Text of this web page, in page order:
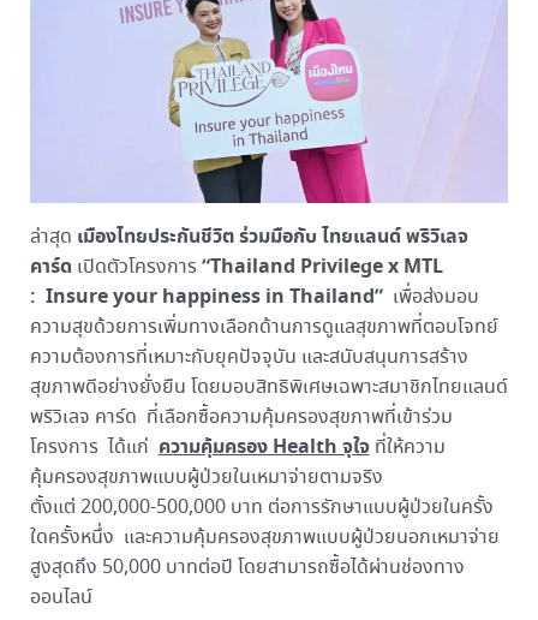
ล่าสุด เมืองไทยประกันชีวิต ร่วมมือกับ ไทยแลนด์ พริวิเลจ
คาร์ด เปิดตัวโครงการ“Thailand Privilege x MTL
: Insure your happiness in Thailand” เพื่อส่งมอบ
ความสุขด้วยการเพิ่มทางเลือกด้านการดูแลสุขภาพที่ตอบโจทย์
ความต้องการที่เหมาะกับยุคปัจจุบัน และสนับสนุนการสร้าง
สุขภาพดีอย่างยั่งยืน โดยมอบสิทธิพิเศษเฉพาะสมาชิกไทยแลนด์
พริวิเลจ คาร์ด ที่เลือกซื้อความคุ้มครองสุขภาพที่เข้าร่วม
โครงการ ได้แก่ ความคุ้มครอง Health จุใจที่ให้ความ
คุ้มครองสุขภาพแบบผู้ป่วยในเหมาจ่ายตามจริง
ตั้งแต่ 200,000-500,000 บาท ต่อการรักษาแบบผู้ป่วยในครั้ง
ใดครั้งหนึ่ง และความคุ้มครองสุขภาพแบบผู้ป่วยนอกเหมาจ่าย
สูงสุดถึง 50,000 บาทต่อปี โดยสามารถซื้อได้ผ่านช่องทาง
ออนไลน์